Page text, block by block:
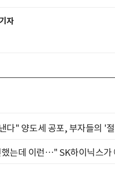
자
다" 양도세 공포, 부자들의 '
는데 이런…" SK하이닉스가